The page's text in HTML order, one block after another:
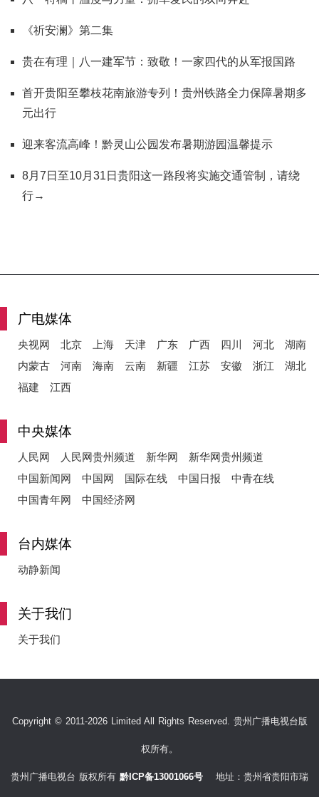
《祈安澜》第二集
贵在有理｜八一建军节：致敬！一家四代的从军报国路
首开贵阳至攀枝花南旅游专列！贵州铁路全力保障暑期多
元出行
迎来客流高峰！黔灵山公园发布暑期游园温馨提示
8月7日至10月31日贵阳这一路段将实施交通管制，请绕
行→
广电媒体
央视网 北京 上海 天津 广东 广西 四川 河北
湖南
内蒙古
河南 海南 云南 新疆 江苏 安徽 浙江
湖北
福建
江西
中央媒体
人民网 人民网贵州频道 新华网
新华网贵州频道
中国新闻网
中国网 国际在线 中国日报
中青在线
中国青年网
中国经济网
台内媒体
动静新闻
关于我们
关于我们
Copyright © 2011-2026 Limited All Rights Reserved. 贵州广播电视台版
权所有。
贵州广播电视台 版权所有 黔ICP备13001066号 地址：贵州省贵阳市瑞